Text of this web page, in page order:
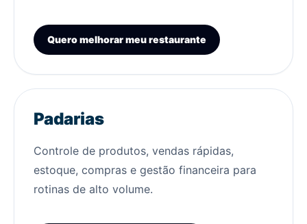
Quero melhorar meu restaurante
Padarias
Controle de produtos, vendas rápidas,
estoque, compras e gestão financeira para
rotinas de alto volume.